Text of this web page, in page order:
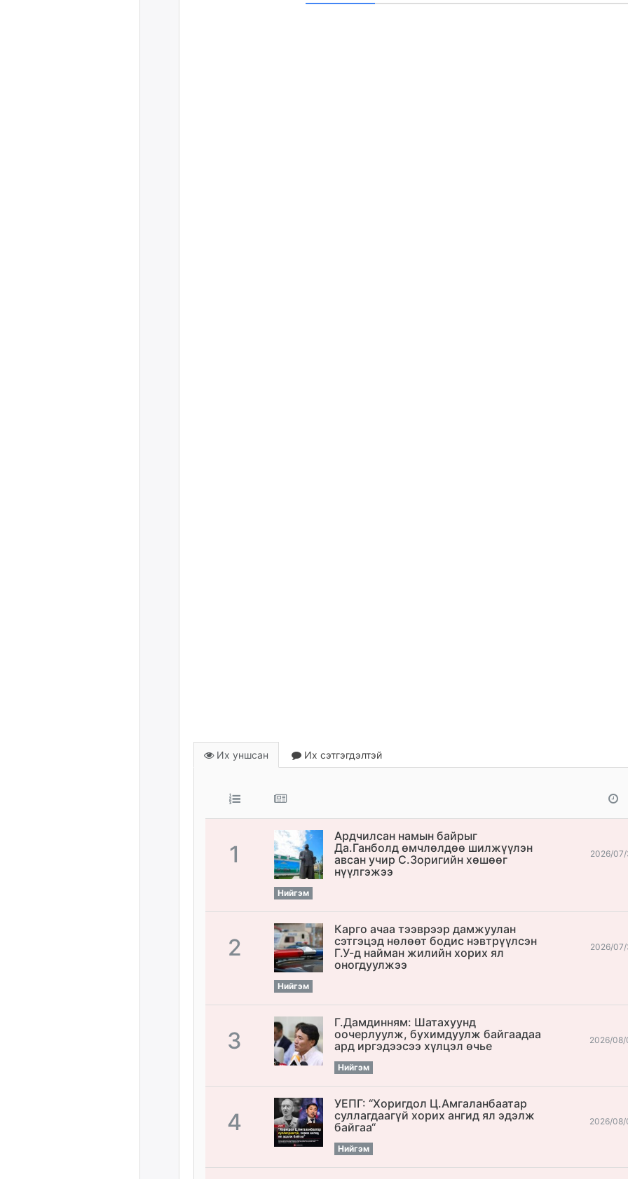
Их уншсан Их сэтгэгдэлтэй
1
Ардчилсан намын байрыг
Да.Ганболд өмчлөлдөө шилжүүлэн
авсан учир С.Зоригийн хөшөөг
нүүлгэжээ
Нийгэм
2026/07/
2
Карго ачаа тээврээр дамжуулан
сэтгэцэд нөлөөт бодис нэвтрүүлсэн
Г.У-д найман жилийн хорих ял
оногдуулжээ
Нийгэм
2026/07/
3
Г.Дамдинням: Шатахуунд
оочерлуулж, бухимдуулж байгаадаа
ард иргэдээсээ хүлцэл өчье
Нийгэм
2026/08/
4
УЕПГ: “Хоригдол Ц.Амгаланбаатар
cуллагдаагүй хорих ангид ял эдэлж
байгаа“
Нийгэм
2026/08/